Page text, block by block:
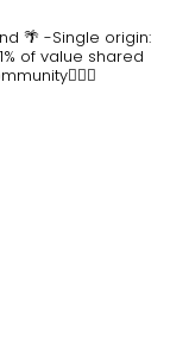
🌴 -Single origin:
of value shared